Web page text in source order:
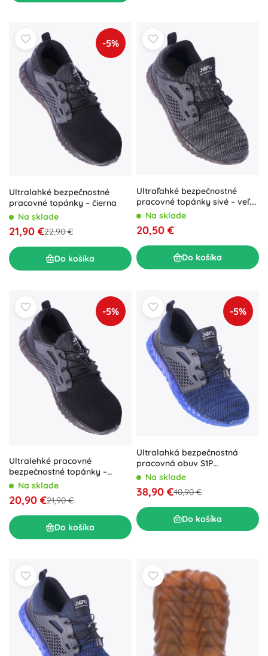
-5%
Ultralahké bezpečnostné
pracovné topánky – čierna
Na sklade
21,90 €22,90 €
Do košíka
Ultraľahké bezpečnostné
pracovné topánky sivé – veľ.
44 Na sklade
20,50 €
Do košíka
-5%
Ultralehké pracovné
bezpečnostné topánky –
čierna
Na sklade
20,90 €21,90 €
Do košíka
-5%
Ultralahká bezpečnostná
pracovná obuv S1P
námornícka – veľ. 39
Na sklade
38,90 €40,90 €
Do košíka